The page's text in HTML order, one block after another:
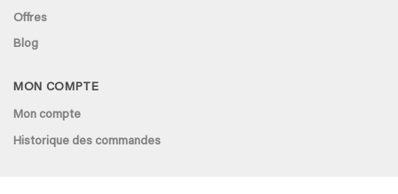
Offres
Blog
MON COMPTE
Mon compte
Historique des commandes